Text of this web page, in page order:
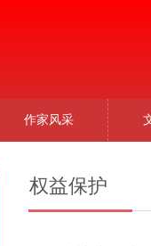
作家风采
权益保护